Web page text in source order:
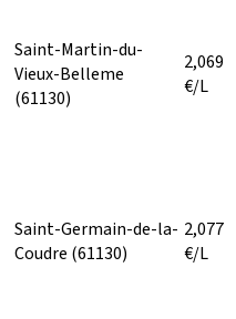
Saint-Martin-du-
Vieux-Belleme
(61130)
2,069
€/L
Saint-Germain-de-la-
Coudre (61130)
2,077
€/L